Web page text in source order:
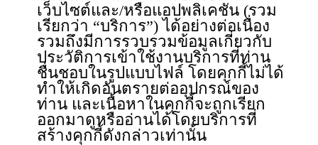
เว็บไซต์และ/หรือแอปพลิเคชัน (รวม
เรียกว่า “บริการ”) ได้อย่างต่อเนื่อง
รวมถึงมีการรวบรวมข้อมูลเกี่ยวกับ
ประวัติการเข้าใช้งานบริการที่ท่าน
ชื่นชอบในรูปแบบไฟล์ โดยคุกกี้ไม่ได้
ทำให้เกิดอันตรายต่ออุปกรณ์ของ
ท่าน และเนื้อหาในคุกกี้จะถูกเรียก
ออกมาดูหรืออ่านได้โดยบริการที่
สร้างคุกกี้ดังกล่าวเท่านั้น